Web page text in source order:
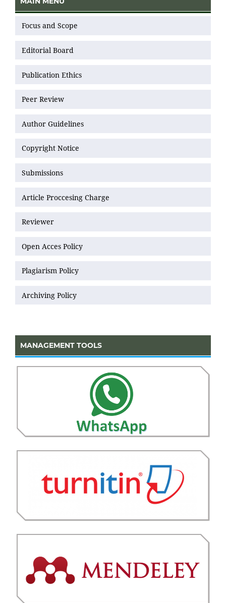
Focus and Scope
Editorial Board
Publication Ethics
Peer Review
Author Guidelines
Copyright Notice
Submissions
Article Proccesing Charge
Reviewer
Open Acces Policy
Plagiarism Policy
Archiving Policy
MANAGEMENT TOOLS